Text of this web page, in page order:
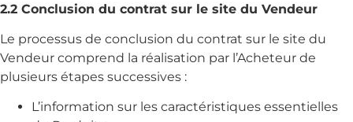
2.2 Conclusion du contrat sur le site du Vendeur
Le processus de conclusion du contrat sur le site du
Vendeur comprend la réalisation par l’Acheteur de
plusieurs étapes successives :
L’information sur les caractéristiques essentielles